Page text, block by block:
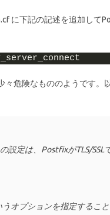
に下記の記述を追加して
危険なもののようです。
設定は、PostfixがTLS/SSL
オプションを指定するこ